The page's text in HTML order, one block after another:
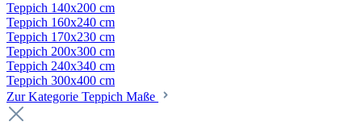
Teppich 140x200 cm
Teppich 160x240 cm
Teppich 170x230 cm
Teppich 200x300 cm
Teppich 240x340 cm
Teppich 300x400 cm
Zur Kategorie Teppich Maße